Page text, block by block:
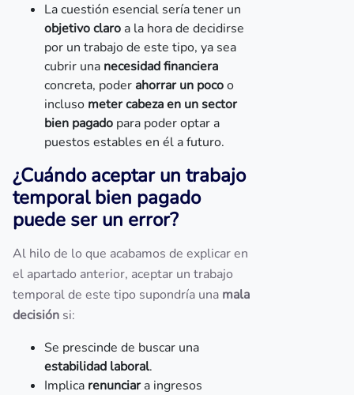
La cuestión esencial sería tener un
objetivo claro a la hora de decidirse
por un trabajo de este tipo, ya sea
cubrir una necesidad financiera
concreta, poder ahorrar un pocoo
incluso meter cabeza en un sector
bien pagado para poder optar a
puestos estables en él a futuro.
¿Cuándo aceptar un trabajo
temporal bien pagado
puede ser un error?
Al hilo de lo que acabamos de explicar en
el apartado anterior, aceptar un trabajo
temporal de este tipo supondría una mala
decisión si:
Se prescinde de buscar una
estabilidad laboral.
Implica renunciara ingresos